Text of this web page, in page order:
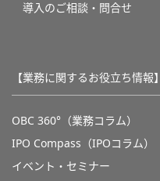
導入のご相談・問合せ
【業務に関するお役立ち情報】
OBC 360°（業務コラム）
IPO Compass（IPOコラム）
イベント・セミナー